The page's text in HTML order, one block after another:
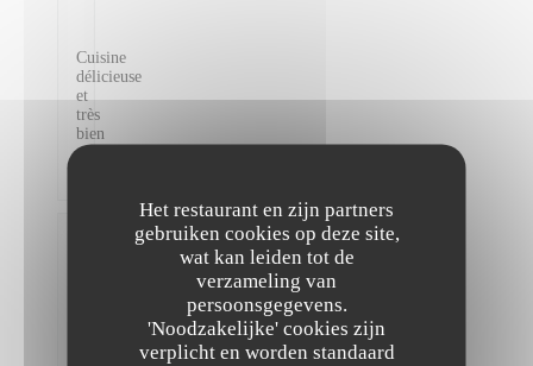
Het restaurant en zijn partners
gebruiken cookies op deze site,
wat kan leiden tot de
verzameling van
persoonsgegevens.
'Noodzakelijke' cookies zijn
verplicht en worden standaard
Cuisine
délicieuse
et
très
bien
préparée
Victoire